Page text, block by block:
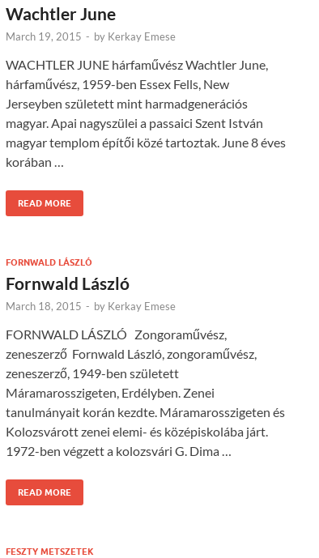
Wachtler June
March 19, 2015 - by Kerkay Emese
WACHTLER JUNE hárfaművész Wachtler June,
hárfaművész, 1959-ben Essex Fells, New
Jerseyben született mint harmadgenerációs
magyar. Apai nagyszülei a passaici Szent István
magyar templom építői közé tartoztak. June 8 éves
korában …
READ MORE
FORNWALD LÁSZLÓ
Fornwald László
March 18, 2015 - by Kerkay Emese
FORNWALD LÁSZLÓ Zongoraművész,
zeneszerző Fornwald László, zongoraművész,
zeneszerző, 1949-ben született
Máramarosszigeten, Erdélyben. Zenei
tanulmányait korán kezdte. Máramarosszigeten és
Kolozsvárott zenei elemi- és középiskolába járt.
1972-ben végzett a kolozsvári G. Dima …
READ MORE
FESZTY METSZETEK